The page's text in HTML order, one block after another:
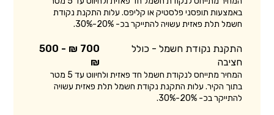
באמצעות תופסני פלסטיק או קליפס. עלות התקנת נקודת
חשמל תלת פאזית עשויה להתייקר בכ- 20%-30%.
התקנת נקודת חשמל - כולל
חציבה
700 ₪ - 500
₪
המחיר מתייחס לנקודת חשמל חד פאזית ולחיווט עד 5 מטר
בתוך הקיר. עלות התקנת נקודת חשמל תלת פאזית עשויה
להתייקר בכ- 20%-30%.